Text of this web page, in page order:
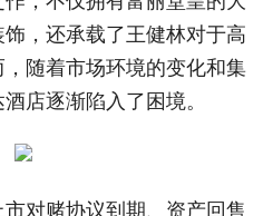
，还承载了王健林对于高
随着市场环境的变化和集
店逐渐陷入了困境。
对赌协议到期、资产回售